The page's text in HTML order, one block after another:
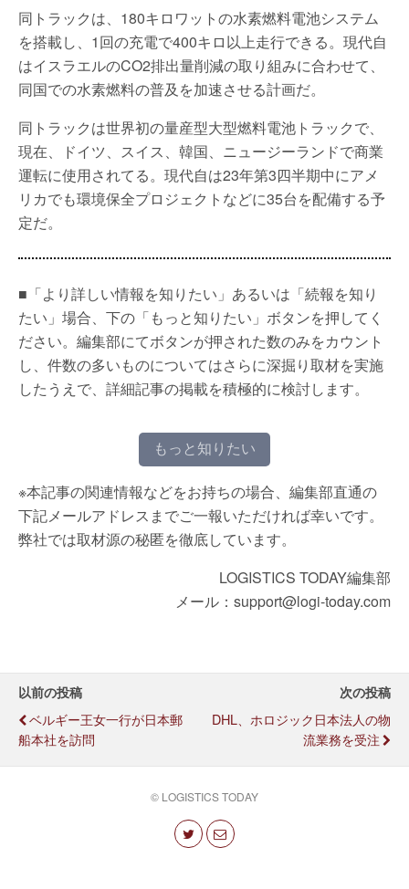
同トラックは、180キロワットの水素燃料電池システム
を搭載し、1回の充電で400キロ以上走行できる。現代自
はイスラエルのCO2排出量削減の取り組みに合わせて、
同国での水素燃料の普及を加速させる計画だ。
同トラックは世界初の量産型大型燃料電池トラックで、
現在、ドイツ、スイス、韓国、ニュージーランドで商業
運転に使用されてる。現代自は23年第3四半期中にアメ
リカでも環境保全プロジェクトなどに35台を配備する予
定だ。
■「より詳しい情報を知りたい」あるいは「続報を知り
たい」場合、下の「もっと知りたい」ボタンを押してく
ださい。編集部にてボタンが押された数のみをカウント
し、件数の多いものについてはさらに深掘り取材を実施
したうえで、詳細記事の掲載を積極的に検討します。
もっと知りたい
※本記事の関連情報などをお持ちの場合、編集部直通の
下記メールアドレスまでご一報いただければ幸いです。
弊社では取材源の秘匿を徹底しています。
LOGISTICS TODAY編集部
メール：support@logi-today.com
以前の投稿
ベルギー王女一行が日本郵
船本社を訪問
次の投稿
DHL、ホロジック日本法人の物
流業務を受注
© LOGISTICS TODAY